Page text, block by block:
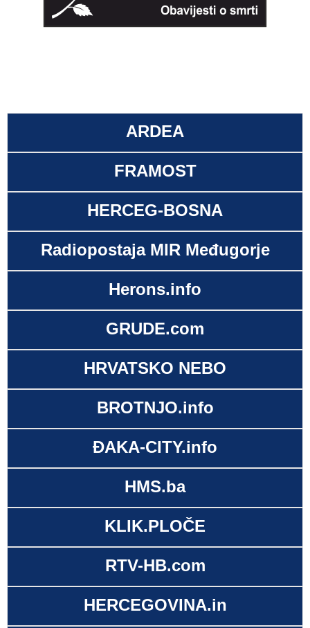
ARDEA
FRAMOST
HERCEG-BOSNA
Radiopostaja MIR Međugorje
Herons.info
GRUDE.com
HRVATSKO NEBO
BROTNJO.info
ĐAKA-CITY.info
HMS.ba
KLIK.PLOČE
RTV-HB.com
HERCEGOVINA.in